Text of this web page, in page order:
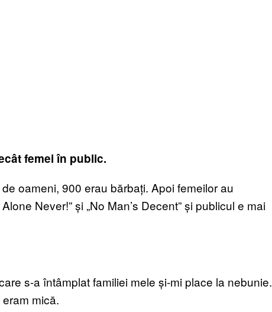
femei în public.
oameni, 900 erau bărbați. Apoi femeilor au
Never!” și „No Man’s Decent” și publicul e mai
s-a întâmplat familiei mele și-mi place la nebunie.
mică.